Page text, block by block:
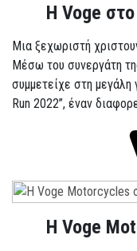
Η Voge
Μια ξεχωριστή
Μέσω του συνεργάτη
συμμετείχε στη
Run 2022”, έναν
H Voge